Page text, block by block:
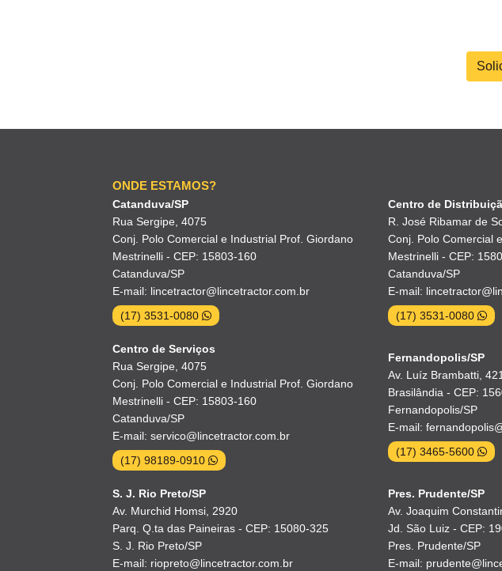
ONDE ESTAMOS?
Catanduva/SP
Rua Sergipe, 4075
Conj. Polo Comercial e Industrial Prof. Giordano
Mestrinelli - CEP: 15803-160
Catanduva/SP
E-mail: lincetractor@lincetractor.com.br
(17) 3531-0080
Centro de
R. José Ribamar de
Conj. Polo Comercial
Mestrinelli - CEP:
Catanduva/SP
E-mail:
(17) 3531-0080
Centro de Serviços
Rua Sergipe, 4075
Conj. Polo Comercial e Industrial Prof. Giordano
Mestrinelli - CEP: 15803-160
Catanduva/SP
E-mail: servico@lincetractor.com.br
(17) 98189-0910
Fernandopolis/SP
Av. Luíz Brambatti,
Brasilândia - CEP:
Fernandopolis/SP
E-mail:
(17) 3465-5600
S. J. Rio Preto/SP
Av. Murchid Homsi, 2920
Parq. Q.ta das Paineiras - CEP: 15080-325
S. J. Rio Preto/SP
E-mail: riopreto@lincetractor.com.br
Pres. Prudente/SP
Av. Joaquim
Jd. São Luiz - CEP:
Pres. Prudente/SP
E-mail: